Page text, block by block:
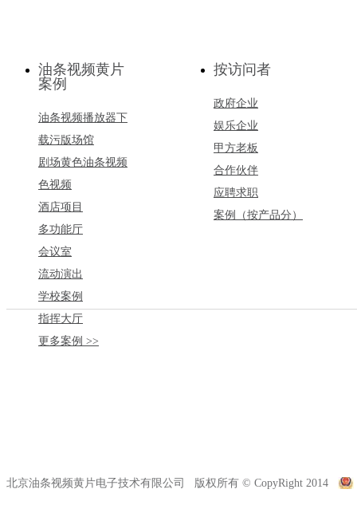
油条视频黄片
案例
油条视频播放器下
载污版场馆
剧场黄色油条视频
色视频
酒店项目
多功能厅
会议室
流动演出
学校案例
指挥大厅
更多案例 >>
按访问者
政府企业
娱乐企业
甲方老板
合作伙伴
应聘求职
案例（按产品分）
北京油条视频黄片电子技术有限公司 版权所有 © CopyRight 2014